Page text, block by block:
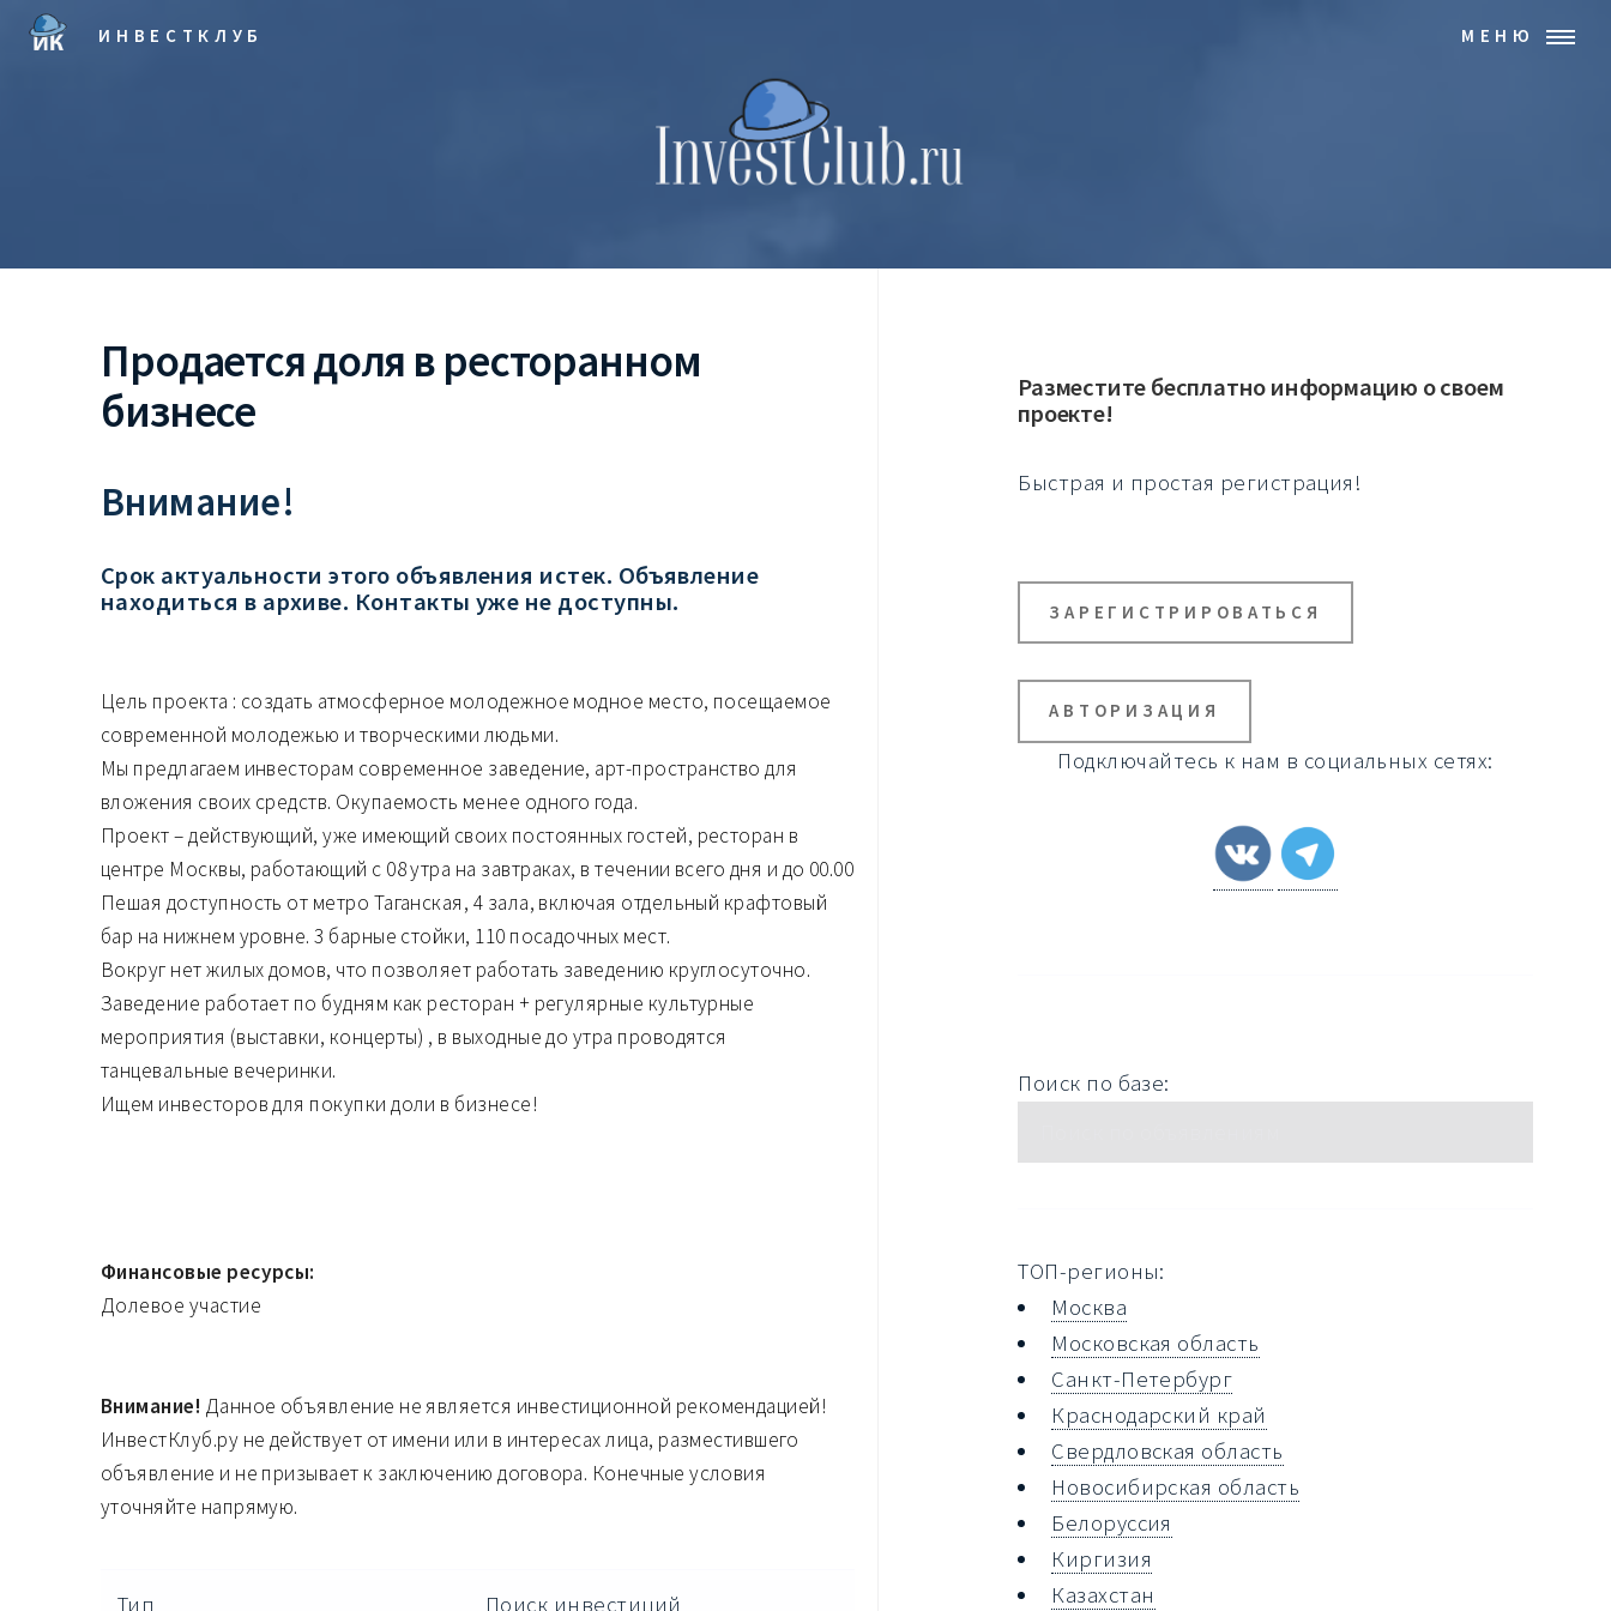
ИНВЕСТКЛУБ МЕНЮ
Продается доля в ресторанном
бизнесе
Внимание!
Срок актуальности этого объявления истек. Объявление
находиться в архиве. Контакты уже не доступны.
Цель проекта : создать атмосферное молодежное модное место, посещаемое
современной молодежью и творческими людьми.
Мы предлагаем инвесторам современное заведение, арт-пространство для
вложения своих средств. Окупаемость менее одного года.
Проект – действующий, уже имеющий своих постоянных гостей, ресторан в
центре Москвы, работающий с 08 утра на завтраках, в течении всего дня и до 00.00
Пешая доступность от метро Таганская, 4 зала, включая отдельный крафтовый
бар на нижнем уровне. 3 барные стойки, 110 посадочных мест.
Вокруг нет жилых домов, что позволяет работать заведению круглосуточно.
Заведение работает по будням как ресторан + регулярные культурные
мероприятия (выставки, концерты) , в выходные до утра проводятся
танцевальные вечеринки.
Ищем инвесторов для покупки доли в бизнесе!
Финансовые ресурсы:
Долевое участие
Внимание! Данное объявление не является инвестиционной рекомендацией!
ИнвестКлуб.ру не действует от имени или в интересах лица, разместившего
объявление и не призывает к заключению договора. Конечные условия
уточняйте напрямую.
Тип Поиск инвестиций
Разместите бесплатно информацию о своем
проекте!
Быстрая и простая регистрация!
ЗАРЕГИСТРИРОВАТЬСЯ
АВТОРИЗАЦИЯ
Подключайтесь к нам в социальных сетях:
Поиск по базе:
ТОП-регионы:
Москва
Московская область
Санкт-Петербург
Краснодарский край
Свердловская область
Новосибирская область
Белоруссия
Киргизия
Казахстан